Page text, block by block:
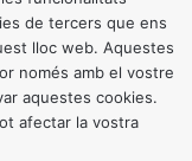
de tercers que ens
lloc web. Aquestes
només amb el vostre
aquestes cookies.
afectar la vostra